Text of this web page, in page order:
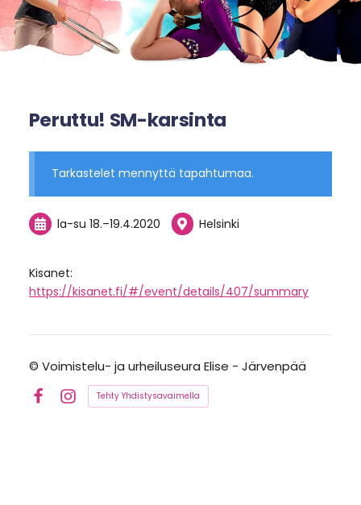
Peruttu! SM-karsinta
Tarkastelet mennyttä tapahtumaa.
la-su 18.–19.4.2020 Helsinki
Kisanet:
https://kisanet.fi/#/event/details/407/summary
© Voimistelu- ja urheiluseura Elise - Järvenpää
FacebookInstagram
Tehty Yhdistysavaimella